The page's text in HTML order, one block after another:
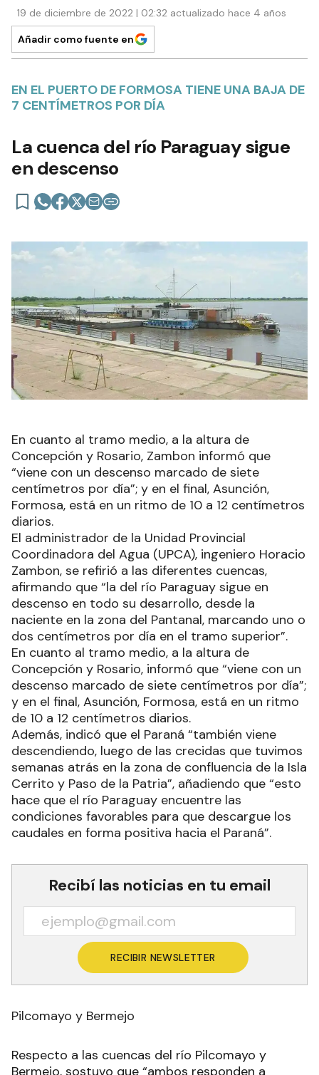
19 de diciembre de 2022 | 02:32 actualizado hace 4 años
Añadir como fuente en
EN EL PUERTO DE FORMOSA TIENE UNA BAJA DE
7 CENTÍMETROS POR DÍA
La cuenca del río Paraguay sigue
en descenso
En cuanto al tramo medio, a la altura de
Concepción y Rosario, Zambon informó que
“viene con un descenso marcado de siete
centímetros por día”; y en el final, Asunción,
Formosa, está en un ritmo de 10 a 12 centímetros
diarios.
El administrador de la Unidad Provincial
Coordinadora del Agua (UPCA), ingeniero Horacio
Zambon, se refirió a las diferentes cuencas,
afirmando que “la del río Paraguay sigue en
descenso en todo su desarrollo, desde la
naciente en la zona del Pantanal, marcando uno o
dos centímetros por día en el tramo superior”.
En cuanto al tramo medio, a la altura de
Concepción y Rosario, informó que “viene con un
descenso marcado de siete centímetros por día”;
y en el final, Asunción, Formosa, está en un ritmo
de 10 a 12 centímetros diarios.
Además, indicó que el Paraná “también viene
descendiendo, luego de las crecidas que tuvimos
semanas atrás en la zona de confluencia de la Isla
Cerrito y Paso de la Patria”, añadiendo que “esto
hace que el río Paraguay encuentre las
condiciones favorables para que descargue los
caudales en forma positiva hacia el Paraná”.
Recibí las noticias en tu email
RECIBIR NEWSLETTER
Pilcomayo y Bermejo
Respecto a las cuencas del río Pilcomayo y
Bermejo, sostuvo que “ambos responden a